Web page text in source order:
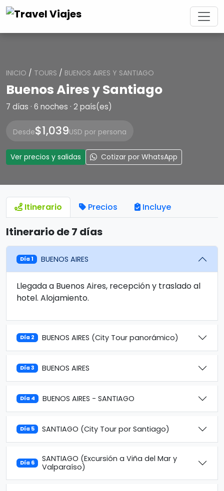
INICIO / TOURS / BUENOS AIRES Y SANTIAGO
Buenos Aires y Santiago
7 días · 6 noches · 2 país(es)
Desde$1,039USD por persona
Ver precios y salidas Cotizar por WhatsApp
Itinerario Precios Incluye
Itinerario de 7 días
Día 1 BUENOS AIRES
Llegada a Buenos Aires, recepción y traslado al
hotel. Alojamiento.
Día 2 BUENOS AIRES (City Tour panorámico)
Día 3 BUENOS AIRES
Día 4 BUENOS AIRES - SANTIAGO
Día 5 SANTIAGO (City Tour por Santiago)
Día 6
SANTIAGO (Excursión a Viña del Mar y
Valparaíso)